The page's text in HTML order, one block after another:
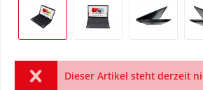
Dieser Artikel steht derzeit